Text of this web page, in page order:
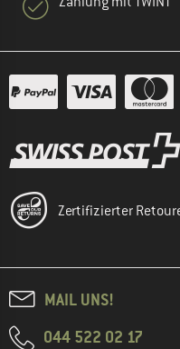
Zertifizierter
MAIL UNS!
044 522 02 17